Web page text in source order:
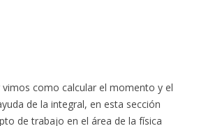
vimos como calcular el momento y el
de la integral, en esta sección
de trabajo en el área de la física